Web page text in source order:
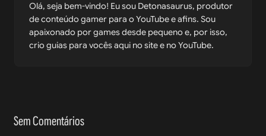
Olá, seja bem-vindo! Eu sou Detonasaurus, produtor
de conteúdo gamer para o YouTube e afins. Sou
apaixonado por games desde pequeno e, por isso,
crio guias para vocês aqui no site e no YouTube.
Sem Comentários